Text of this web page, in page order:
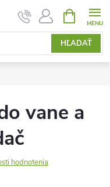
HĽADAŤ
KOŠÍK
vane a
hodnotenia